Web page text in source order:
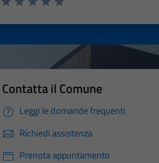
Contatta il Comune
Leggi le domande frequenti
Richiedi assistenza
Prenota appuntamento